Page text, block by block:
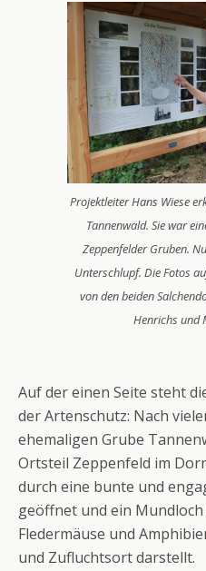
Projektleiter Hans Wiese
Tannenwald. Sie war
Zeppenfelder Gruben.
Unterschlupf. Die Fotos
von den beiden
Henrichs und
Auf der einen Seite steht
der Artenschutz: Nach
ehemaligen Grube
Ortsteil Zeppenfeld im
durch eine bunte und
geöffnet und ein
Fledermäuse und
und Zufluchtsort darstellt.